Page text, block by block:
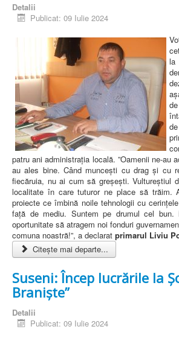
Detalii
Publicat: 09 Iulie 2024
la
patru ani administrația locală. ”Oamenii ne-au
au ales bine. Când muncești cu drag și cu
fiecăruia, nu ai cum să greșești. Vultureștiul
localitate în care tuturor ne place să trăim.
proiecte ce îmbină noile tehnologii cu
față de mediu. Suntem pe drumul cel
oportunitate să atragem noi fonduri
comuna noastră!”, a declarat primarul Liviu
Citește mai departe...
Suseni: Încep lucrările la
Braniște”
Detalii
Publicat: 09 Iulie 2024